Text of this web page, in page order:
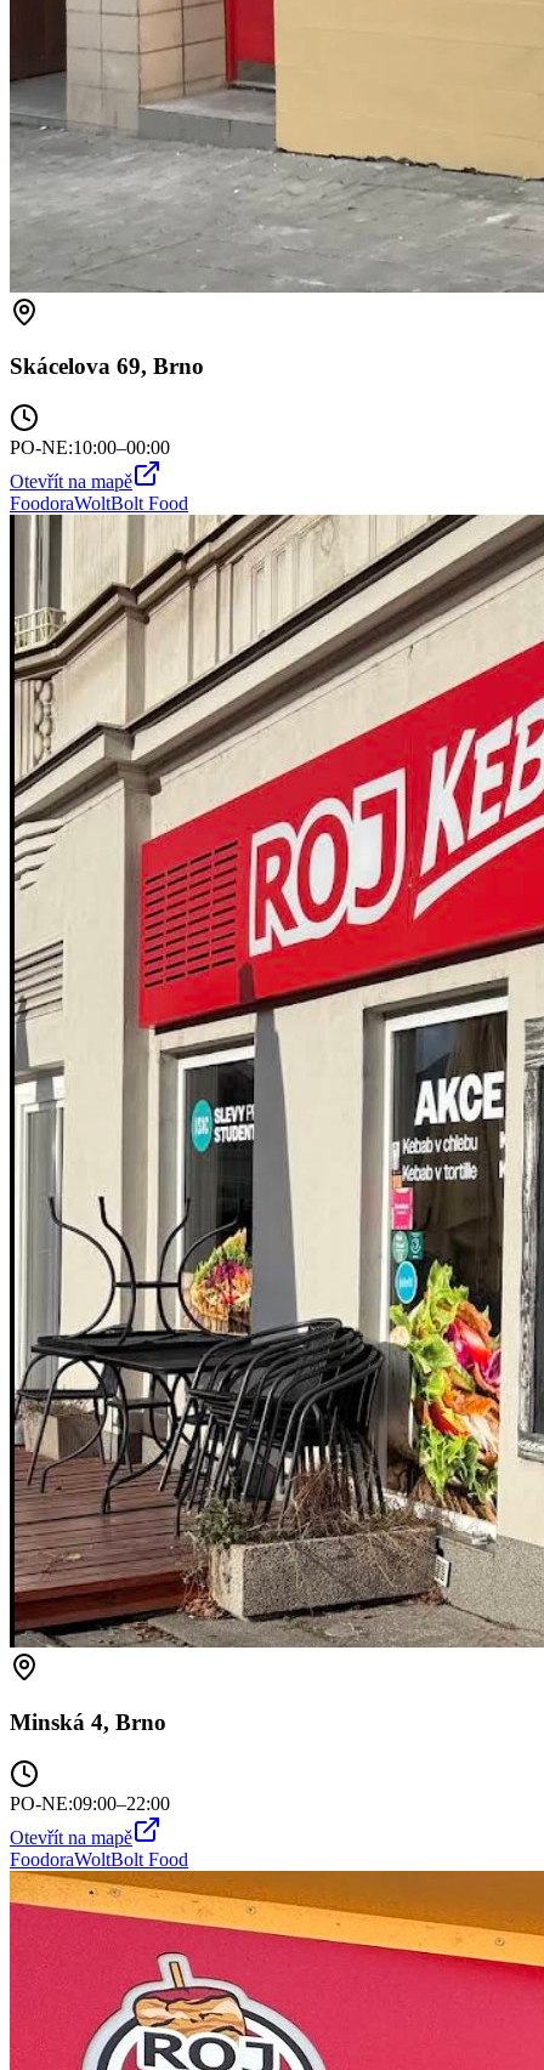
Skácelova 69, Brno
PO-NE:10:00–00:00
Otevřít na mapě
FoodoraWoltBolt Food
Minská 4, Brno
PO-NE:09:00–22:00
Otevřít na mapě
FoodoraWoltBolt Food